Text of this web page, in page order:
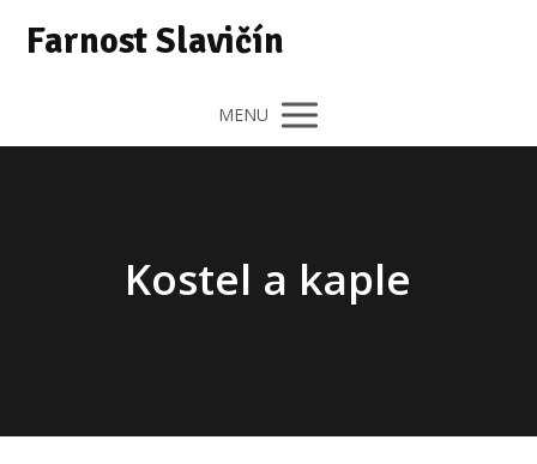
Farnost Slavičín
MENU
Kostel a kaple